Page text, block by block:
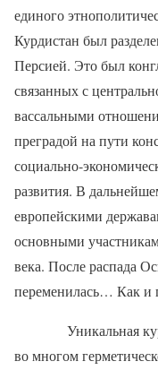
единого
Курдистан был
Персией. Это был
связанных с
вассальными
преградой на пути
социально-
развития. В
европейскими
основными
века. После распада
переменилась… Как и
Уникальная
во многом